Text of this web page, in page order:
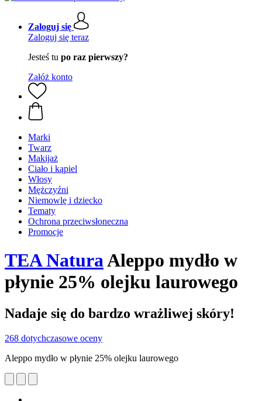
Zaloguj się
Zaloguj się teraz
Jesteś tu po raz pierwszy?
Załóż konto
Marki
Twarz
Makijaż
Ciało i kąpiel
Włosy
Mężczyźni
Niemowlę i dziecko
Tematy
Ochrona przeciwsłoneczna
Promocje
TEA NaturaAleppo mydło w
płynie 25% olejku laurowego
Nadaje się do bardzo wrażliwej skóry!
268 dotychczasowe oceny
Aleppo mydło w płynie 25% olejku laurowego